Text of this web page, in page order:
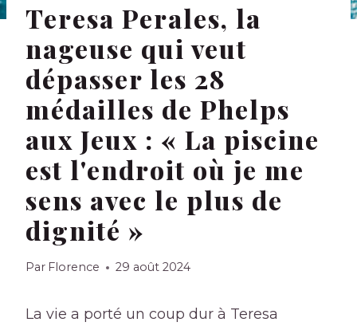
Teresa Perales, la
nageuse qui veut
dépasser les 28
médailles de Phelps
aux Jeux : « La piscine
est l'endroit où je me
sens avec le plus de
dignité »
Par Florence 29 août 2024
La vie a porté un coup dur à Teresa